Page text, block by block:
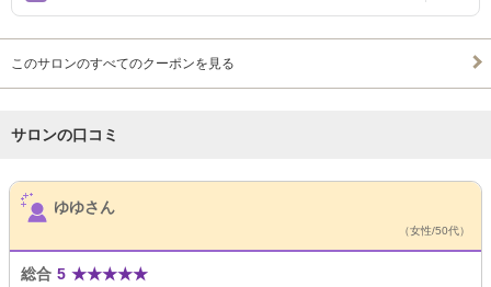
このサロンのすべてのクーポンを見る
サロンの口コミ
サロンPick Up
ゆゆさん
（女性/50代）
総合 5 ★★★★★